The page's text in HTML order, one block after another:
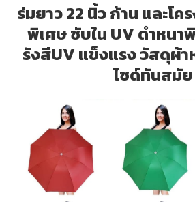
ร่มยาว 22 นิ้ว ก้าน และโค
พิเศษ ซับใน UV ดำหนา
รังสีUV แข็งแรง วัสดุผ้า
ไซด์ทันสมัย